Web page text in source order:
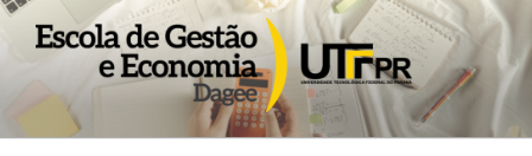
Pular
conteúdo
DAGEE
Departamento acadêmico de Gestão e Economia UTFPR